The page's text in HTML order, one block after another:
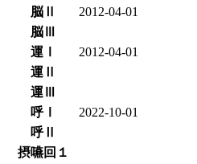
脳Ⅱ
2012-04-01
脳Ⅲ
運Ⅰ
2012-04-01
運Ⅱ
運Ⅲ
呼Ⅰ
2022-10-01
呼Ⅱ
摂嚥回１